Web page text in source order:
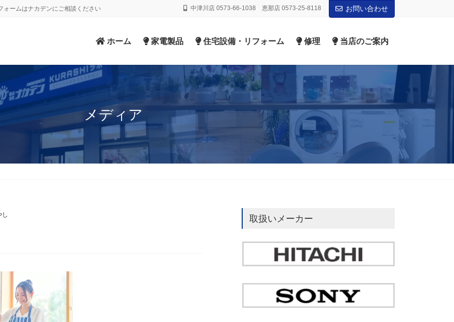
ームはナカデンにご相談ください 中津川店 0573-66-1038 恵那店 0573-25-8118 お問い合わせ
ホーム 家電製品 住宅設備・リフォーム 修理 当店のご案内
メディア
し 取扱いメーカー